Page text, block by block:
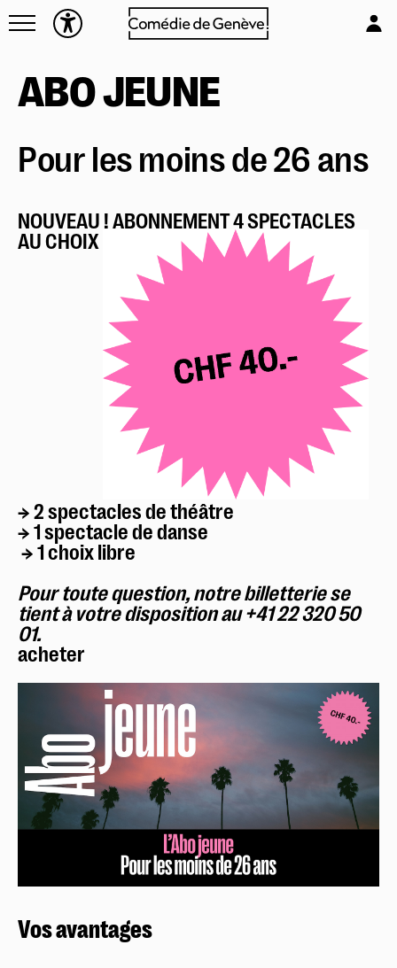
Navettes
Foire aux questions
L'équipe
Partenaires
Louer la Comédie
Réserver en ligne
Mon compte
Votre venue
Newsletter
ABO JEUNE
Pour les moins de 26 ans
NOUVEAU ! ABONNEMENT 4 SPECTACLES
AU CHOIX
→ 2 spectacles de théâtre
→ 1 spectacle de danse
→ 1 choix libre
Pour toute question, notre billetterie se
tient à votre disposition au +41 22 320 50
01.
acheter
Vos avantages